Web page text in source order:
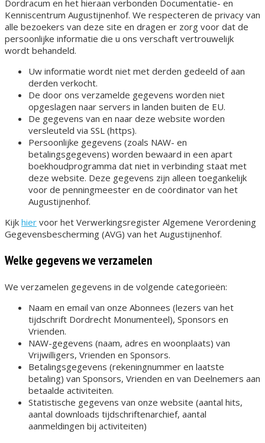
Dordracum en het hieraan verbonden Documentatie- en
Kenniscentrum Augustijnenhof. We respecteren de privacy van
alle bezoekers van deze site en dragen er zorg voor dat de
persoonlijke informatie die u ons verschaft vertrouwelijk
wordt behandeld.
Uw informatie wordt niet met derden gedeeld of aan
derden verkocht.
De door ons verzamelde gegevens worden niet
opgeslagen naar servers in landen buiten de EU.
De gegevens van en naar deze website worden
versleuteld via SSL (https).
Persoonlijke gegevens (zoals NAW- en
betalingsgegevens) worden bewaard in een apart
boekhoudprogramma dat niet in verbinding staat met
deze website. Deze gegevens zijn alleen toegankelijk
voor de penningmeester en de coördinator van het
Augustijnenhof.
Kijk hier voor het Verwerkingsregister Algemene Verordening
Gegevensbescherming (AVG) van het Augustijnenhof.
Welke gegevens we verzamelen
We verzamelen gegevens in de volgende categorieën:
Naam en email van onze Abonnees (lezers van het
tijdschrift Dordrecht Monumenteel), Sponsors en
Vrienden.
NAW-gegevens (naam, adres en woonplaats) van
Vrijwilligers, Vrienden en Sponsors.
Betalingsgegevens (rekeningnummer en laatste
betaling) van Sponsors, Vrienden en van Deelnemers aan
betaalde activiteiten.
Statistische gegevens van onze website (aantal hits,
aantal downloads tijdschriftenarchief, aantal
aanmeldingen bij activiteiten)